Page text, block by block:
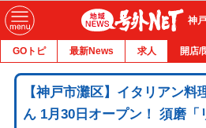
神
GOトピ 最新News 求人 開店/
【神戸市灘区】イタリアン料
ん 1月30日オープン！ 須磨「